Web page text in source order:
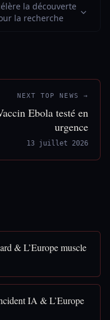
la découverte
la recherche
NEXT TOP NEWS →
Ebola testé en
urgence
13 juillet 2026
& L’Europe muscle
IA & L’Europe